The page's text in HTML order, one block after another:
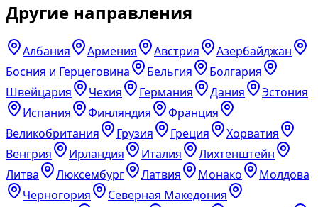
Другие направления
Албания Армения Австрия
Азербайджан
Босния и Герцеговина
Бельгия
Болгария
Швейцария
Чехия Германия Дания
Эстония
Испания
Финляндия
Франция
Великобритания
Грузия Греция
Хорватия
Венгрия
Ирландия Италия
Лихтенштейн
Литва
Люксембург Латвия Монако
Молдова
Черногория
Северная Македония